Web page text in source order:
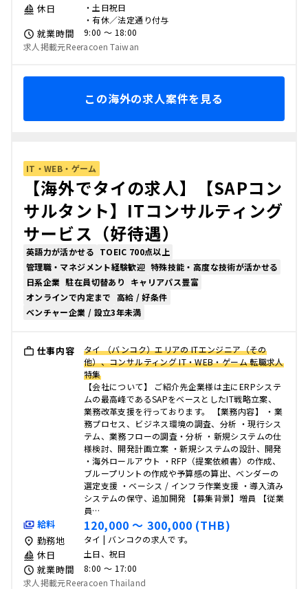
休日
・土日祝日
・有休／法定通り付与
就業時間
9:00 〜 18:00
求人掲載元Reeracoen Taiwan
この海外の求人案件を見る
IT・WEB・ゲーム
【海外でタイの求人】【SAPコン
サルタント】ITコンサルティング
サービス（好待遇）
英語力が活かせる TOEIC 700点以上
管理職・マネジメント経験歓迎 特殊技能・高度な技術が活かせる
日系企業 駐在員切替あり
キャリアパス豊富
オンラインで内定まで 高給 / 好条件
ベンチャー企業 / 設立3年未満
仕事内容
タイ （バンコク）エリアの ITエンジニア（その
他）、コンサルティング IT・WEB・ゲーム 転職求人
特集
【会社について】 ご紹介先企業様は主にERPシステ
ムの最高峰であるSAPをベースとしたIT戦略立案、
業務改革支援を行っております。 【業務内容】 ・業
務プロセス、ビジネス環境の調査、分析 ・現行シス
テム、業務フローの調査・分析 ・新規システムの仕
様検討、開発計画立案 ・新規システムの設計、開発
・海外ロールアウト ・RFP（提案依頼書）の作成、
ブループリントの作成や予算感の算出、ベンダーの
選定支援 ・ベーシス / インフラ作業支援 ・導入済み
システムの保守、追加開発 【募集背景】増員 【従業
員…
給料 120,000 〜 300,000 (THB)
勤務地 タイ | バンコクの求人です。
休日 土日、祝日
就業時間
8:00 〜 17:00
求人掲載元Reeracoen Thailand